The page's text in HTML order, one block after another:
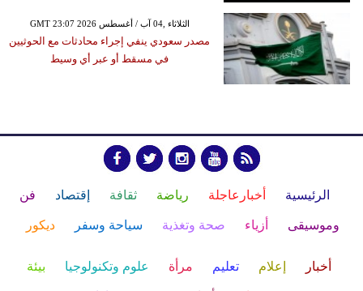
GMT 23:07 2026 الثلاثاء ,04 آب / أغسطس
مصدر سعودي ينفي إجراء محادثات مع الحوثيين
في مسقط أو عبر أي وسيط
الرئيسية أخبارعاجلة رياضة ثقافة إقتصاد فن
وموسيقى أزياء صحة وتغذية سياحة وسفر ديكور
أخبار إعلام تعليم مرأة علوم وتكنولوجيا بيئة